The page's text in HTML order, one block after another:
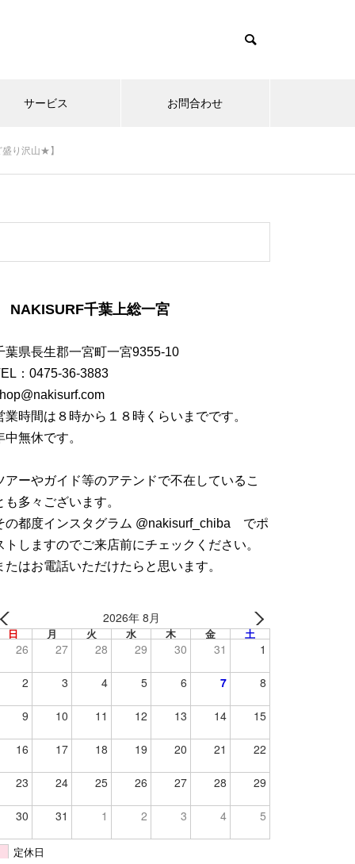
サービス お問合わせ
り沢山★】
NAKISURF千葉上総一宮
葉県長生郡一宮町一宮9355-10
： 0475-36-3883
業時間は８時から１８時くらいまでです。
中無休です。
アーやガイド等のアテンドで不在しているこ
も多々ございます。
の都度インスタグラム @nakisurf_chiba でポ
トしますのでご来店前にチェックください。
たはお電話いただけたらと思います。
2026年 8月
日 月 火 水 木 金 土
26 27 28 29 30 31 1
2 3 4 5 6 7 8
9 10 11 12 13 14 15
16 17 18 19 20 21 22
23 24 25 26 27 28 29
30 31 1 2 3 4 5
定休日